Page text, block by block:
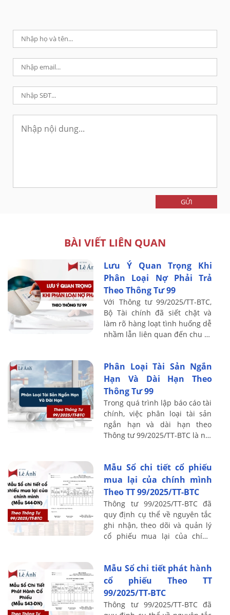
GỬI
BÀI VIẾT LIÊN QUAN
Lưu Ý Quan Trọng Khi
Phân Loại Nợ Phải Trả
Theo Thông Tư 99
Với Thông tư 99/2025/TT-BTC,
Bộ Tài chính đã siết chặt và
làm rõ hàng loạt tình huống dễ
nhầm lẫn liên quan đến chu kỳ
...
Phân Loại Tài Sản Ngắn
Hạn Và Dài Hạn Theo
Thông Tư 99
Trong quá trình lập báo cáo tài
chính, việc phân loại tài sản
ngắn hạn và dài hạn theo
Thông tư 99/2025/TT-BTC là nội
...
Mẫu Sổ chi tiết cổ phiếu
mua lại của chính mình
Theo TT 99/2025/TT-BTC
Thông tư 99/2025/TT-BTC đã
quy định cụ thể về nguyên tắc
ghi nhận, theo dõi và quản lý
cổ phiếu mua lại của chính
thiệu ...
Mẫu Sổ chi tiết phát hành
cổ phiếu Theo TT
99/2025/TT-BTC
Thông tư 99/2025/TT-BTC đã